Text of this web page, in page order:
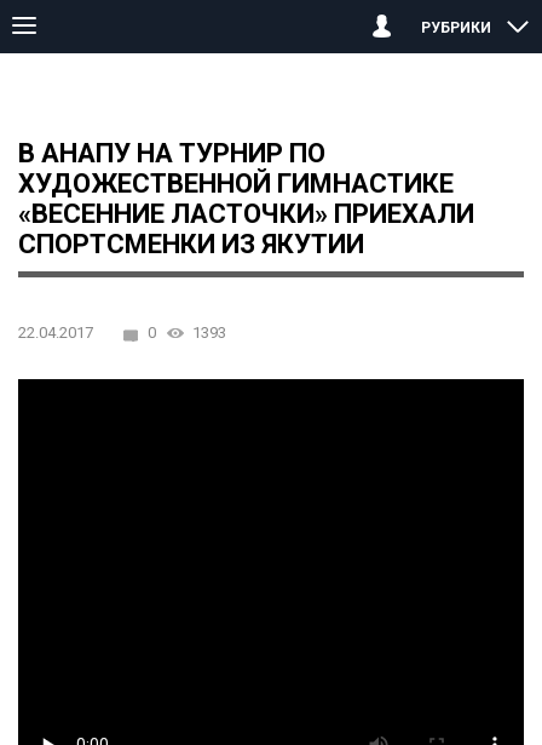
РУБРИКИ
В Анапу на турнир по
В АНАПУ НА ТУРНИР ПО
ХУДОЖЕСТВЕННОЙ ГИМНАСТИКЕ
«ВЕСЕННИЕ ЛАСТОЧКИ» ПРИЕХАЛИ
СПОРТСМЕНКИ ИЗ ЯКУТИИ
22.04.2017 0 1393